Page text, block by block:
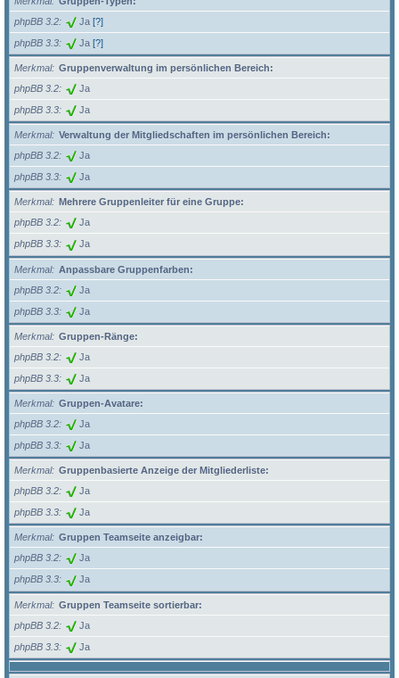
phpBB 3.2
Ja [?]
phpBB 3.3 Ja [?]
Merkmal
Gruppenverwaltung im persönlichen Bereich:
phpBB 3.2
Ja
phpBB 3.3 Ja
Merkmal
Verwaltung der Mitgliedschaften im persönlichen Bereich:
phpBB 3.2
Ja
phpBB 3.3 Ja
Merkmal
Mehrere Gruppenleiter für eine Gruppe:
phpBB 3.2
Ja
phpBB 3.3 Ja
Merkmal
Anpassbare Gruppenfarben:
phpBB 3.2
Ja
phpBB 3.3 Ja
Merkmal
Gruppen-Ränge:
phpBB 3.2
Ja
phpBB 3.3 Ja
Merkmal
Gruppen-Avatare:
phpBB 3.2
Ja
phpBB 3.3 Ja
Merkmal
Gruppenbasierte Anzeige der Mitgliederliste:
phpBB 3.2
Ja
phpBB 3.3 Ja
Merkmal
Gruppen Teamseite anzeigbar:
phpBB 3.2
Ja
phpBB 3.3 Ja
Merkmal
Gruppen Teamseite sortierbar:
phpBB 3.2
Ja
phpBB 3.3 Ja